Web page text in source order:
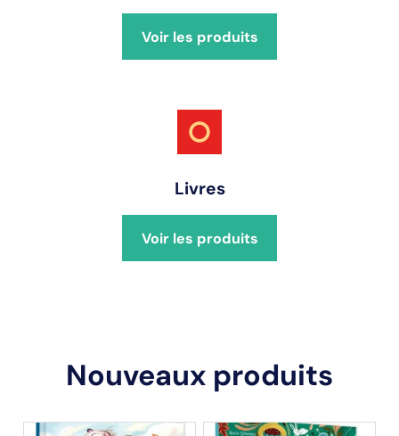
Voir les produits
Livres
Voir les produits
Nouveaux produits